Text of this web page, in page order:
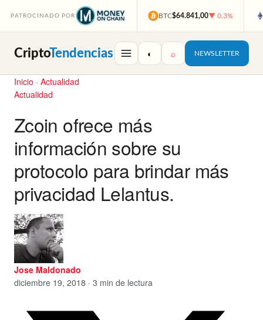
PATROCINADO POR BTC$64.841,00▼ 0,3%
CriptoTendencias ◐ ⌕ NEWSLETTER
Inicio · Actualidad
Actualidad
Zcoin ofrece más
información sobre su
protocolo para brindar más
privacidad Lelantus.
Jose Maldonado
diciembre 19, 2018 · 3 min de lectura